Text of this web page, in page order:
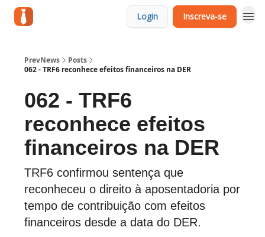
Login Inscreva-se
PrevNews
Posts
062 - TRF6 reconhece efeitos financeiros na DER
062 - TRF6
reconhece efeitos
financeiros na DER
TRF6 confirmou sentença que
reconheceu o direito à aposentadoria por
tempo de contribuição com efeitos
financeiros desde a data do DER.